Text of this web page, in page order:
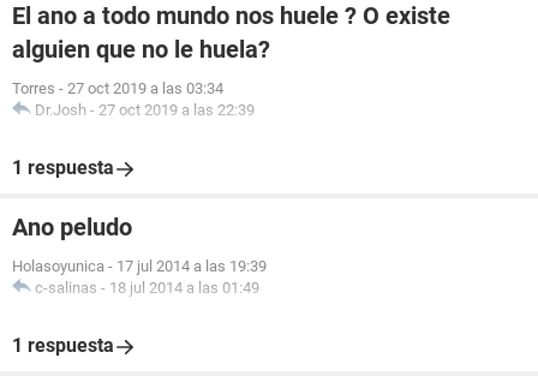
El ano a todo mundo nos huele ? O existe
alguien que no le huela?
Torres - 27 oct 2019 a las 03:34
Dr.Josh - 27 oct 2019 a las 22:39
1 respuesta
Ano peludo
Holasoyunica - 17 jul 2014 a las 19:39
c-salinas - 18 jul 2014 a las 01:49
1 respuesta